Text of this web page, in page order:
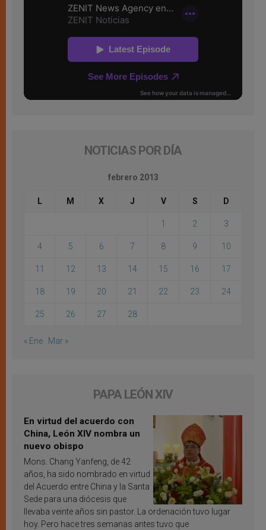
NOTICIAS POR DÍA
febrero 2013
L M X J V S D
1 2 3
4 5 6 7 8 9 10
11 12 13 14 15 16 17
18 19 20 21 22 23 24
25 26 27 28
« Ene Mar »
PAPA LEÓN XIV
En virtud del acuerdo con
China, León XIV nombra un
nuevo obispo
Mons. Chang Yanfeng, de 42
años, ha sido nombrado en virtud
del Acuerdo entre China y la Santa
Sede para una diócesis que
llevaba veinte años sin pastor. La ordenación tuvo lugar
hoy. Pero hace tres semanas antes tuvo que